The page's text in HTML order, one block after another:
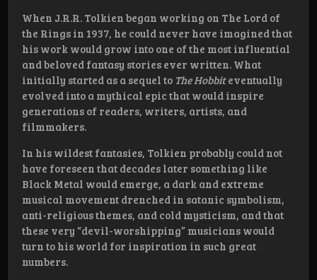
When J.R.R. Tolkien began working on The Lord of
the Rings in 1937, he could never have imagined that
his work would grow into one of the most influential
and beloved fantasy stories ever written. What
initially started as a sequel to The Hobbiteventually
evolved into a mythical epic that would inspire
generations of readers, writers, artists, and
filmmakers.
In his wildest fantasies, Tolkien probably could not
have foreseen that decades later something like
Black Metal would emerge, a dark and extreme
musical movement drenched in satanic symbolism,
anti-religious themes, and cold mysticism, and that
these very “devil-worshipping” musicians would
turn to his world for inspiration in such great
numbers.